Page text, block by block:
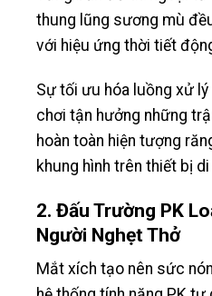
thung lũng sương mù
với hiệu ứng thời tiết
Sự tối ưu hóa luồng xử
chơi tận hưởng những
hoàn toàn hiện tượng
khung hình trên thiết bị
2. Đấu Trường PK
Người Nghẹt Thở
Mắt xích tạo nên sức